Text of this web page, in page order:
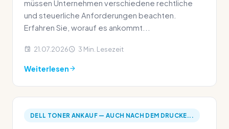
müssen Unternehmen verschiedene rechtliche
und steuerliche Anforderungen beachten.
Erfahren Sie, worauf es ankommt...
21.07.2026 3 Min. Lesezeit
Weiterlesen
DELL TONER ANKAUF — AUCH NACH DEM DRUCKE...